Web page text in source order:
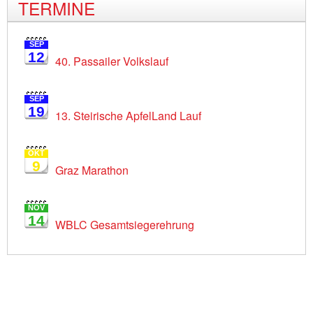
TERMINE
SEP
12 40. Passailer Volkslauf
SEP
19 13. Steirische ApfelLand Lauf
OKT
9 Graz Marathon
NOV
14 WBLC Gesamtsiegerehrung